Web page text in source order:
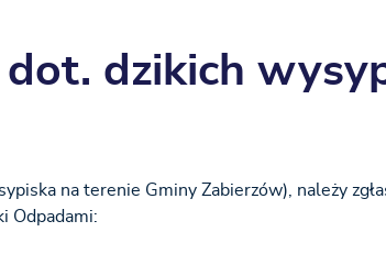
dot. dzikich
na terenie Gminy Zabierzów), należy
Odpadami: